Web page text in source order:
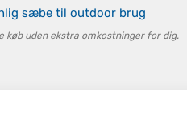
sæbe til outdoor brug
køb uden ekstra omkostninger for dig.